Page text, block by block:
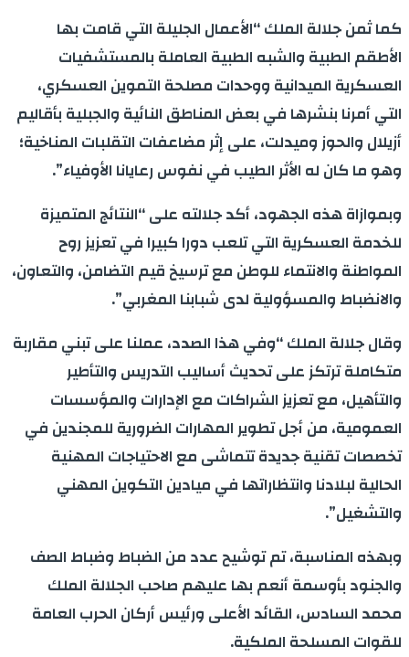
كما ثمن جلالة الملك “الأعمال الجليلة التي قامت بها
الأطقم الطبية والشبه الطبية العاملة بالمستشفيات
العسكرية الميدانية ووحدات مصلحة التموين العسكري،
التي أمرنا بنشرها في بعض المناطق النائية والجبلية بأقاليم
أزيلال والحوز وميدلت، على إثر مضاعفات التقلبات المناخية؛
وهو ما كان له الأثر الطيب في نفوس رعايانا الأوفياء”.
وبموازاة هذه الجهود، أكد جلالته على “النتائج المتميزة
للخدمة العسكرية التي تلعب دورا كبيرا في تعزيز روح
المواطنة والانتماء للوطن مع ترسيخ قيم التضامن، والتعاون،
والانضباط والمسؤولية لدى شبابنا المغربي”.
وقال جلالة الملك “وفي هذا الصدد، عملنا على تبني مقاربة
متكاملة ترتكز على تحديث أساليب التدريس والتأطير
والتأهيل، مع تعزيز الشراكات مع الإدارات والمؤسسات
العمومية، من أجل تطوير المهارات الضرورية للمجندين في
تخصصات تقنية جديدة تتماشى مع الاحتياجات المهنية
الحالية لبلادنا وانتظاراتها في ميادين التكوين المهني
والتشغيل”.
وبهذه المناسبة، تم توشيح عدد من الضباط وضباط الصف
والجنود بأوسمة أنعم بها عليهم صاحب الجلالة الملك
محمد السادس، القائد الأعلى ورئيس أركان الحرب العامة
للقوات المسلحة الملكية.